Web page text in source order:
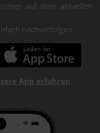
auf dem aktuellen
nachverfolgen
App erfahren